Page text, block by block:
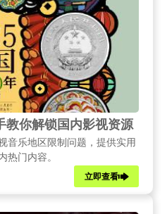
教你解锁国内影视资源，追
音乐地区限制问题，提供实用
热门内容。
立即查看